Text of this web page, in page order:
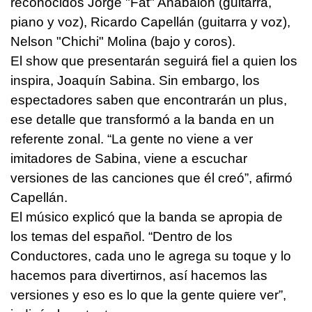
piano y voz), Ricardo Capellán (guitarra y voz),
Nelson "Chichi" Molina (bajo y coros).
El show que presentarán seguirá fiel a quien los
inspira, Joaquín Sabina. Sin embargo, los
espectadores saben que encontrarán un plus,
ese detalle que transformó a la banda en un
referente zonal. “La gente no viene a ver
imitadores de Sabina, viene a escuchar
versiones de las canciones que él creó”, afirmó
Capellán.
El músico explicó que la banda se apropia de
los temas del español. “Dentro de los
Conductores, cada uno le agrega su toque y lo
hacemos para divertirnos, así hacemos las
versiones y eso es lo que la gente quiere ver”,